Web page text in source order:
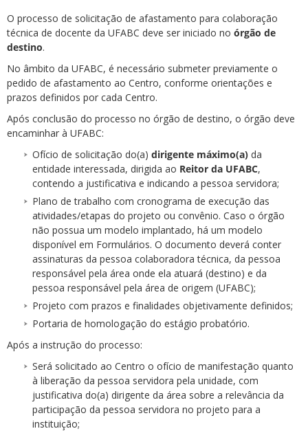
O processo de solicitação de afastamento para colaboração
técnica de docente da UFABC deve ser iniciado no órgão de
destino.
No âmbito da UFABC, é necessário submeter previamente o
pedido de afastamento ao Centro, conforme orientações e
prazos definidos por cada Centro.
Após conclusão do processo no órgão de destino, o órgão deve
encaminhar à UFABC:
Ofício de solicitação do(a) dirigente máximo(a) da
entidade interessada, dirigida ao Reitor da UFABC,
contendo a justificativa e indicando a pessoa servidora;
Plano de trabalho com cronograma de execução das
atividades/etapas do projeto ou convênio. Caso o órgão
não possua um modelo implantado, há um modelo
disponível em Formulários. O documento deverá conter
assinaturas da pessoa colaboradora técnica, da pessoa
responsável pela área onde ela atuará (destino) e da
pessoa responsável pela área de origem (UFABC);
Projeto com prazos e finalidades objetivamente definidos;
Portaria de homologação do estágio probatório.
Após a instrução do processo:
Será solicitado ao Centro o ofício de manifestação quanto
à liberação da pessoa servidora pela unidade, com
justificativa do(a) dirigente da área sobre a relevância da
participação da pessoa servidora no projeto para a
instituição;